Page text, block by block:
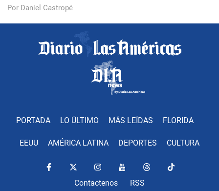
Por Daniel Castropé
PORTADA LO ÚLTIMO MÁS LEÍDAS FLORIDA
EEUU AMÉRICA LATINA DEPORTES CULTURA
Contactenos RSS